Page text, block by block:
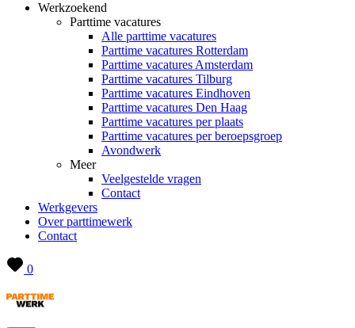
Werkzoekend
Parttime vacatures
Alle parttime vacatures
Parttime vacatures Rotterdam
Parttime vacatures Amsterdam
Parttime vacatures Tilburg
Parttime vacatures Eindhoven
Parttime vacatures Den Haag
Parttime vacatures per plaats
Parttime vacatures per beroepsgroep
Avondwerk
Meer
Veelgestelde vragen
Contact
Werkgevers
Over parttimewerk
Contact
0